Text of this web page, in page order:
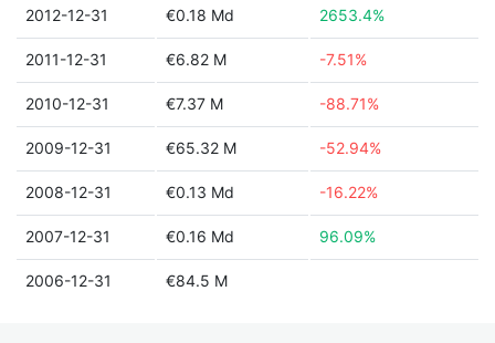
2012-12-31 €0.18 Md 2653.4%
2011-12-31 €6.82 M -7.51%
2010-12-31 €7.37 M -88.71%
2009-12-31 €65.32 M -52.94%
2008-12-31 €0.13 Md -16.22%
2007-12-31 €0.16 Md 96.09%
2006-12-31 €84.5 M